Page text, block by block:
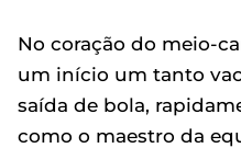
No coração do meio-
um início um tanto
saída de bola,
como o maestro da